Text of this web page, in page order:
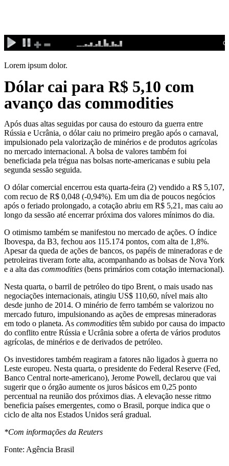
conteúdo
Lorem ipsum dolor.
Dólar cai para R$ 5,10 com
avanço das commodities
Após duas altas seguidas por causa do estouro da guerra entre
Rússia e Ucrânia, o dólar caiu no primeiro pregão após o carnaval,
impulsionado pela valorização de minérios e de produtos agrícolas
no mercado internacional. A bolsa de valores também foi
beneficiada pela trégua nas bolsas norte-americanas e subiu pela
segunda sessão seguida.
O dólar comercial encerrou esta quarta-feira (2) vendido a R$ 5,107,
com recuo de R$ 0,048 (-0,94%). Em um dia de poucos negócios
após o feriado prolongado, a cotação abriu em R$ 5,21, mas caiu ao
longo da sessão até encerrar próxima dos valores mínimos do dia.
O otimismo também se manifestou no mercado de ações. O índice
Ibovespa, da B3, fechou aos 115.174 pontos, com alta de 1,8%.
Apesar da queda de ações de bancos, os papéis de mineradoras e de
petroleiras tiveram forte alta, acompanhando as bolsas de Nova York
e a alta das commodities (bens primários com cotação internacional).
Nesta quarta, o barril de petróleo do tipo Brent, o mais usado nas
negociações internacionais, atingiu US$ 110,60, nível mais alto
desde junho de 2014. O minério de ferro também se valorizou no
mercado futuro, impulsionando as ações de empresas mineradoras
em todo o planeta. As commodities têm subido por causa do impacto
do conflito entre Rússia e Ucrânia sobre a oferta de vários produtos
agrícolas, de minérios e de derivados de petróleo.
Os investidores também reagiram a fatores não ligados à guerra no
Leste europeu. Nesta quarta, o presidente do Federal Reserve (Fed,
Banco Central norte-americano), Jerome Powell, declarou que vai
sugerir que o órgão aumente os juros básicos em 0,25 ponto
percentual na reunião dos próximos dias. A elevação nesse ritmo
beneficia países emergentes, como o Brasil, porque indica que o
ciclo de alta nos Estados Unidos será gradual.
*Com informações da Reuters
Fonte: Agência Brasil